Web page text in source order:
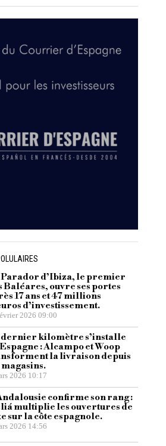
d’Ibiza, le premier
Baléares, ouvre ses portes
17 ans et 47 millions
d’investissement.
2026 09:00
kilomètre s’installe
: Alcampo et Woop
la livraison depuis
2026 10:17
confirme son rang :
multiplie les ouvertures de
sur la côte espagnole.
2026 14:56